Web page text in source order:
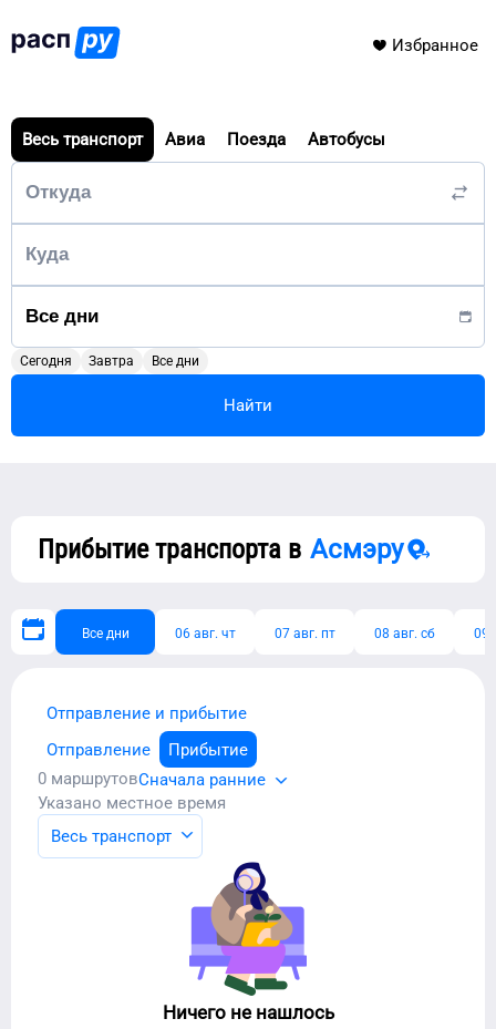
Избранное
Весь транспорт Авиа Поезда Автобусы
Сегодня Завтра Все дни
Найти
Прибытие транспорта в Асмэру
Все дни 06 авг. чт 07 авг. пт 08 авг. сб 09
Отправление и прибытие
Отправление
Прибытие
0 маршрутовСначала ранние
Указано местное время
Весь транспорт
Ничего не нашлось